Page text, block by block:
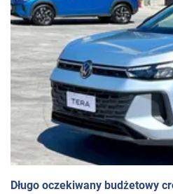
Długo oczekiwany budżetowy